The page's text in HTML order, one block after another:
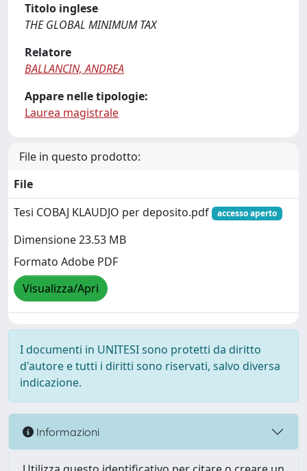
Titolo inglese
THE GLOBAL MINIMUM TAX
Relatore
BALLANCIN, ANDREA
Appare nelle tipologie:
Laurea magistrale
File in questo prodotto:
File
Tesi COBAJ KLAUDJO per deposito.pdf
accesso aperto
Dimensione 23.53 MB
Formato Adobe PDF
Visualizza/Apri
I documenti in UNITESI sono protetti da diritto
d'autore e tutti i diritti sono riservati, salvo diversa
indicazione.
Informazioni